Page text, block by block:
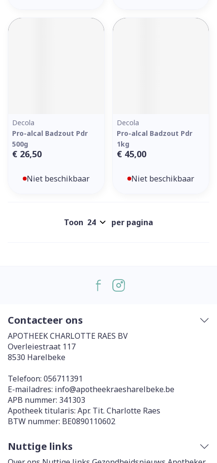
Decola
Pro-alcal Badzout Pdr
500g
€ 26,50
Niet beschikbaar
Decola
Pro-alcal Badzout Pdr
1kg
€ 45,00
Niet beschikbaar
Toon per pagina
Contacteer ons
APOTHEEK CHARLOTTE RAES BV
Overleiestraat 117
8530 Harelbeke
Telefoon: 056711391
E-mailadres: info@apotheekraesharelbeke.be
APB nummer: 341303
Apotheek titularis: Apr. Tit. Charlotte Raes
BTW nummer: BE0890110602
Nuttige links